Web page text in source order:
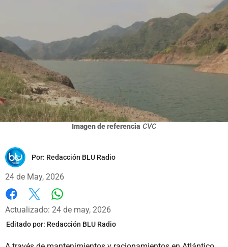
Imagen de referencia CVC
Por: Redacción BLU Radio
24 de May, 2026
Facebook
X
Actualizado: 24 de may, 2026
Editado por: Redacción BLU Radio